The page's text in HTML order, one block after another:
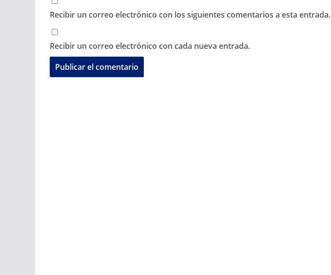
Recibir un correo electrónico con los siguientes comentarios a esta entrada.
Recibir un correo electrónico con cada nueva entrada.